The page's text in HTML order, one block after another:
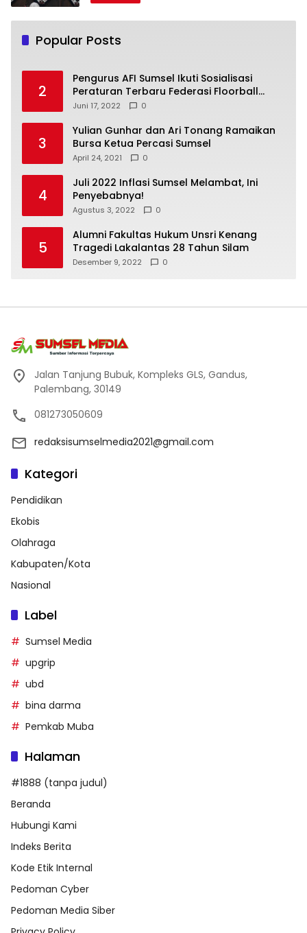
Popular Posts
2
Pengurus AFI Sumsel Ikuti Sosialisasi
Peraturan Terbaru Federasi Floorball
Internasional
Juni 17, 2022 0
3
Yulian Gunhar dan Ari Tonang Ramaikan
Bursa Ketua Percasi Sumsel
April 24, 2021 0
4
Juli 2022 Inflasi Sumsel Melambat, Ini
Penyebabnya!
Agustus 3, 2022 0
5
Alumni Fakultas Hukum Unsri Kenang
Tragedi Lakalantas 28 Tahun Silam
Desember 9, 2022 0
Jalan Tanjung Bubuk, Kompleks GLS, Gandus,
Palembang, 30149
081273050609
redaksisumselmedia2021@gmail.com
Kategori
Pendidikan
Ekobis
Olahraga
Kabupaten/Kota
Nasional
Label
Sumsel Media
upgrip
ubd
bina darma
Pemkab Muba
Halaman
#1888 (tanpa judul)
Beranda
Hubungi Kami
Indeks Berita
Kode Etik Internal
Pedoman Cyber
Pedoman Media Siber